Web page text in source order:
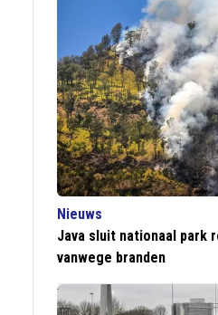
Nieuws
Java sluit nationaal park
vanwege branden